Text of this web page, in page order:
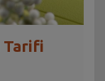
Tarifi